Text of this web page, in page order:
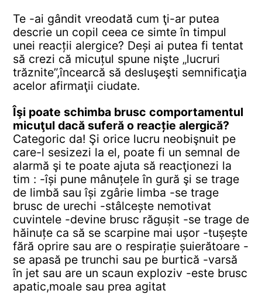
Te -ai gândit vreodată cum ţi-ar putea
descrie un copil ceea ce simte în timpul
unei reacții alergice? Deși ai putea fi tentat
să crezi că micuțul spune nişte „lucruri
trăznite”,încearcă să desluşeşti semnificaţia
acelor afirmaţii ciudate.
Îşi poate schimba brusc comportamentul
micuţul dacă suferă o reacție alergică?
Categoric da! Şi orice lucru neobişnuit pe
care-l sesizezi la el, poate fi un semnal de
alarmă şi te poate ajuta să reacţionezi la
tim : -își pune mânuțele în gură şi se trage
de limbă sau își zgârie limba -se trage
brusc de urechi -stâlcește nemotivat
cuvintele-devine brusc răgușit-se trage de
hăinuțe ca să se scarpine mai ușor-tușește
fără oprire sau are o respirație șuierătoare-
se apasă pe trunchi sau pe burtică -varsă
în jet sau are un scaun exploziv -este brusc
apatic,moale sau prea agitat